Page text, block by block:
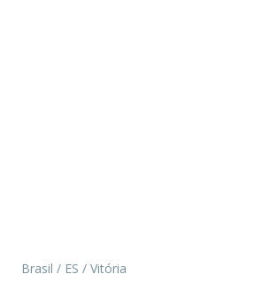
Brasil / ES / Vitória